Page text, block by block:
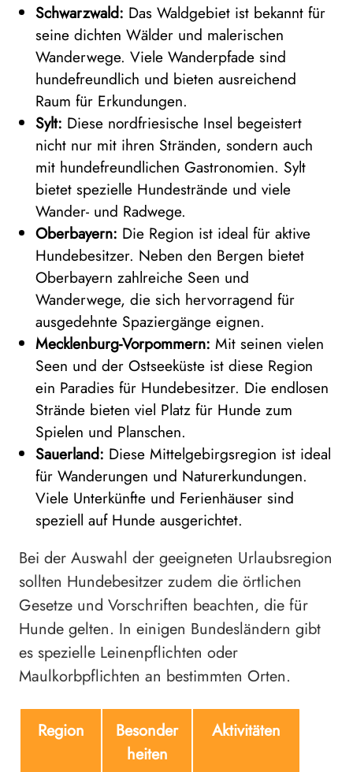
Schwarzwald: Das Waldgebiet ist bekannt für
seine dichten Wälder und malerischen
Wanderwege. Viele Wanderpfade sind
hundefreundlich und bieten ausreichend
Raum für Erkundungen.
Sylt: Diese nordfriesische Insel begeistert
nicht nur mit ihren Stränden, sondern auch
mit hundefreundlichen Gastronomien. Sylt
bietet spezielle Hundestrände und viele
Wander- und Radwege.
Oberbayern: Die Region ist ideal für aktive
Hundebesitzer. Neben den Bergen bietet
Oberbayern zahlreiche Seen und
Wanderwege, die sich hervorragend für
ausgedehnte Spaziergänge eignen.
Mecklenburg-Vorpommern: Mit seinen vielen
Seen und der Ostseeküste ist diese Region
ein Paradies für Hundebesitzer. Die endlosen
Strände bieten viel Platz für Hunde zum
Spielen und Planschen.
Sauerland: Diese Mittelgebirgsregion ist ideal
für Wanderungen und Naturerkundungen.
Viele Unterkünfte und Ferienhäuser sind
speziell auf Hunde ausgerichtet.
Bei der Auswahl der geeigneten Urlaubsregion
sollten Hundebesitzer zudem die örtlichen
Gesetze und Vorschriften beachten, die für
Hunde gelten. In einigen Bundesländern gibt
es spezielle Leinenpflichten oder
Maulkorbpflichten an bestimmten Orten.
Region
Besonder
heiten
Aktivitäten